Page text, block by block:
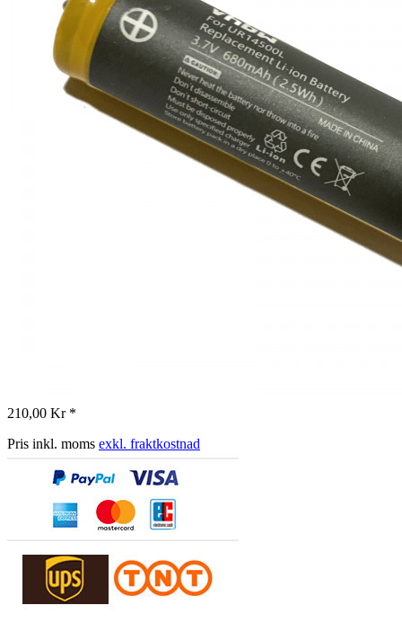
210,00 Kr *
Pris inkl. moms exkl. fraktkostnad